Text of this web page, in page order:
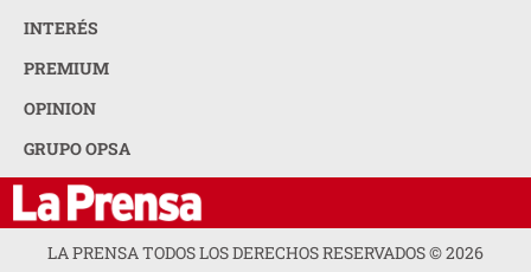
INTERÉS
PREMIUM
OPINION
GRUPO OPSA
LA PRENSA TODOS LOS DERECHOS RESERVADOS ©2026